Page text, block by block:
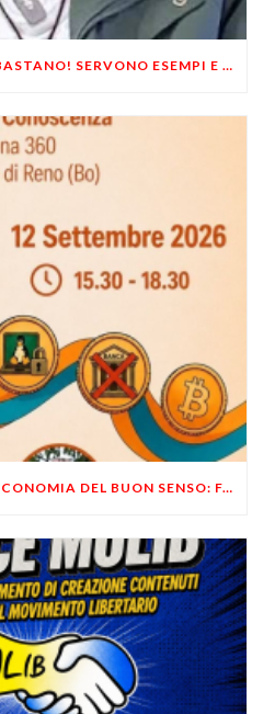
LIBERTÀ, LE IDEE NON BASTANO! SERVONO ESEMPI E UN PO’ DI COERENZA
LIBERTÀ, PRIVACY ED ECONOMIA DEL BUON SENSO: FACCO E MUSUMECI A CASALECCHIO DI RENO (BO)